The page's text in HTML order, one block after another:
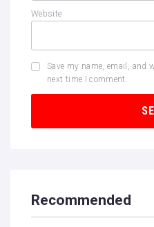
Website
Save my name, email, and
next time I comment.
Recommended